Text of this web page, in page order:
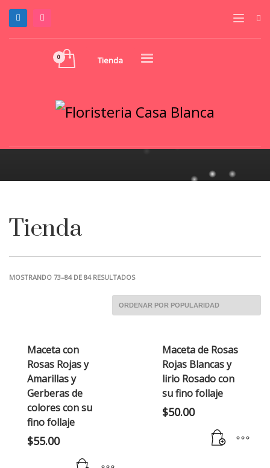
Tienda
ENVÍA FLORES
Tienda
MOSTRANDO 73–84 DE 84 RESULTADOSORDENADO
Maceta con
Rosas Rojas y
Amarillas y
Gerberas de
colores con su
fino follaje
$55.00
Maceta de Rosas
Rojas Blancas y
lirio Rosado con
su fino follaje
$50.00